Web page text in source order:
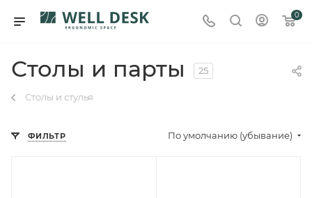
0
Столы и парты 25
Столы и стулья
ФИЛЬТР По умолчанию (убывание)